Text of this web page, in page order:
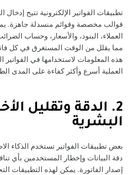
تطبيقات الفواتير الإلكترونية تتيح
قوالب مخصصة وقوائم منسدلة جاهزة.
العملاء، البنود، والأسعار، وحساب
مما يقلل من الوقت المستغرق في كل
هذه المعلومات لاستخدامها في الفواتير
العملية أسرع وأكثر كفاءة على المدى
2. الدقة وتقليل
البشرية
بعض تطبيقات الفواتير تستخدم الذكاء
دقة البيانات وإخطار المستخدمين بأي
إصدار الفاتورة. يمكن لهذه التطبيقات